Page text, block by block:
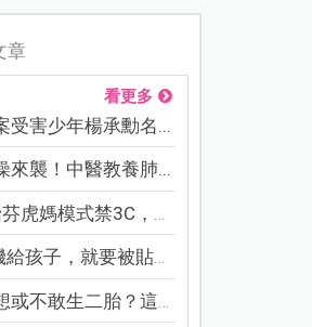
章
看更多
受害少年楊承勳名...
來襲！中醫教養肺...
媽模式禁3C，看...
孩子，就要被貼「...
不敢生二胎？這8...